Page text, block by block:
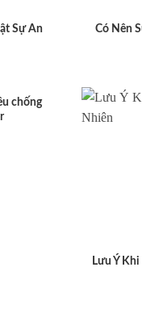
Sự An
Có Nên
chống
Lưu Ý